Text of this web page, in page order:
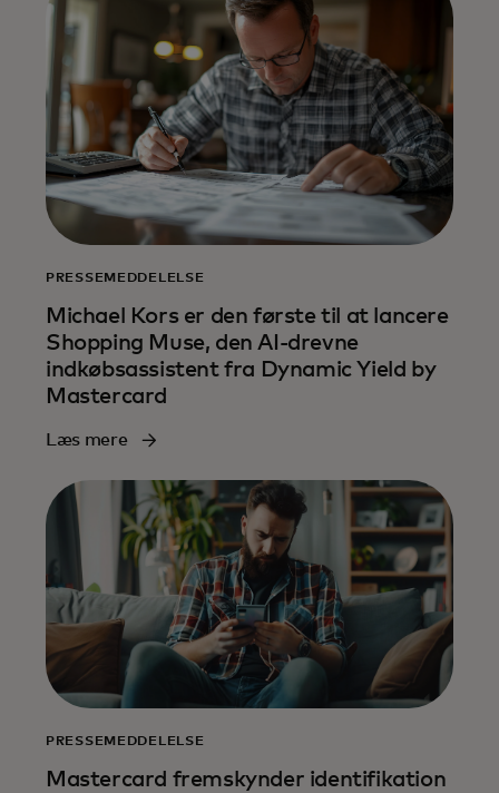
PRESSEMEDDELELSE
Michael Kors er den første til at lancere
Shopping Muse, den AI-drevne
indkøbsassistent fra Dynamic Yield by
Mastercard
Læs mere
PRESSEMEDDELELSE
Mastercard fremskynder identifikation